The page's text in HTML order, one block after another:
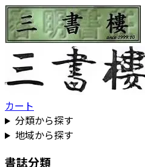
カート
分類から探す
地域から探す
書誌分類